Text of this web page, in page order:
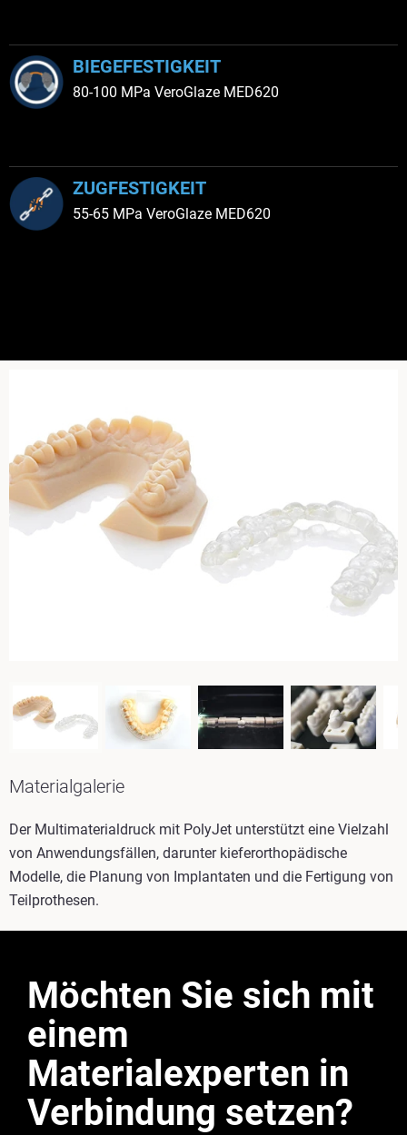
BIEGEFESTIGKEIT
80-100 MPa VeroGlaze MED620
ZUGFESTIGKEIT
55-65 MPa VeroGlaze MED620
Materialgalerie
Der Multimaterialdruck mit PolyJet unterstützt eine Vielzahl
von Anwendungsfällen, darunter kieferorthopädische
Modelle, die Planung von Implantaten und die Fertigung von
Teilprothesen.
Möchten Sie sich mit
einem
Materialexperten in
Verbindung setzen?